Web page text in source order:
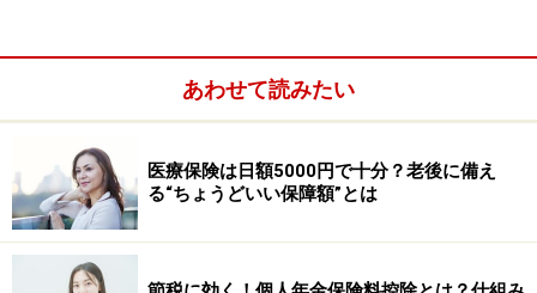
あわせて読みたい
医療保険は日額5000円で十分？老後に備え
る“ちょうどいい保障額”とは